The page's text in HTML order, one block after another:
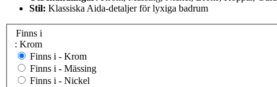
Stil: Klassiska Aida-detaljer för lyxiga badrum
Finns i
: Krom
Finns i - Krom
Finns i - Mässing
Finns i - Nickel